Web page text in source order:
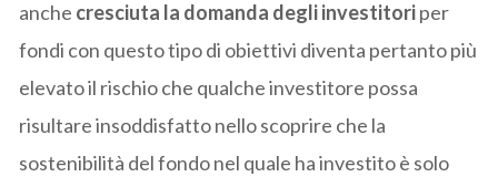
anche cresciuta la domanda degli investitoriper
fondi con questo tipo di obiettivi diventa pertanto più
elevato il rischio che qualche investitore possa
risultare insoddisfatto nello scoprire che la
sostenibilità del fondo nel quale ha investito è solo